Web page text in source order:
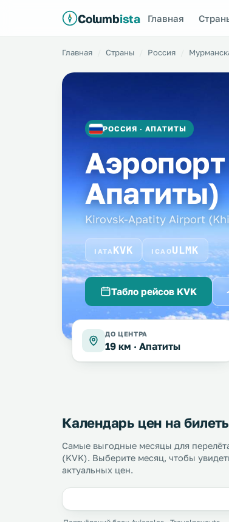
Columbista Главная
Главная Страны Россия
РОССИЯ · АПАТИТЫ
Апатиты)
Kirovsk-Apatity Airport
IATA KVK ICAOULMK
Табло рейсов KVK
ДО ЦЕНТРА
19 км · Апатиты
Календарь цен на
Самые выгодные месяцы для
(KVK). Выберите месяц, чтобы
актуальных цен.